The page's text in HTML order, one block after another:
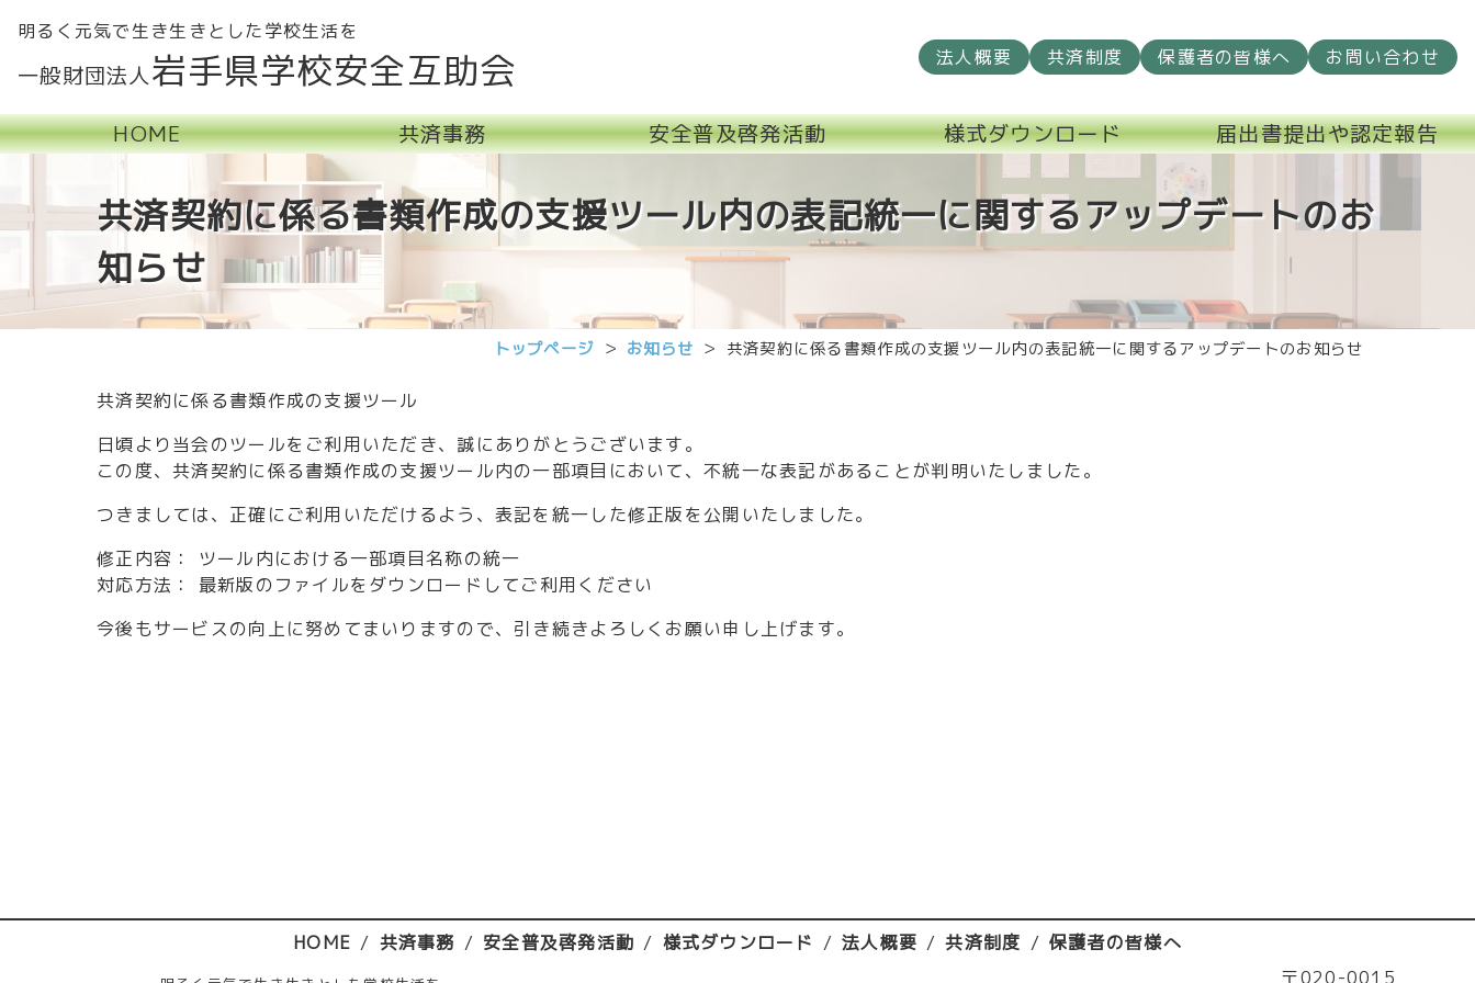
一般財団法人岩手県学校安全互助会
明るく元気で生き生きとした学校生活を
法人概要
共済制度 保護者の皆様へ お問い合わせ
HOME 共済事務 安全普及啓発活動 様式ダウンロード 届出書提出や認定報告
共済契約に係る書類作成の支援ツール内の表記統一に関するアップデートのお
知らせ
トップページ お知らせ 共済契約に係る書類作成の支援ツール内の表記統一に関するアップデートのお知らせ
共済契約に係る書類作成の支援ツール
日頃より当会のツールをご利用いただき、誠にありがとうございます。
この度、共済契約に係る書類作成の支援ツール内の一部項目において、不統一な表記があることが判明いたしました。
つきましては、正確にご利用いただけるよう、表記を統一した修正版を公開いたしました。
修正内容： ツール内における一部項目名称の統一
対応方法： 最新版のファイルをダウンロードしてご利用ください
今後もサービスの向上に努めてまいりますので、引き続きよろしくお願い申し上げます。
HOME 共済事務 安全普及啓発活動 様式ダウンロード 法人概要 共済制度 保護者の皆様へ
〒020-0015